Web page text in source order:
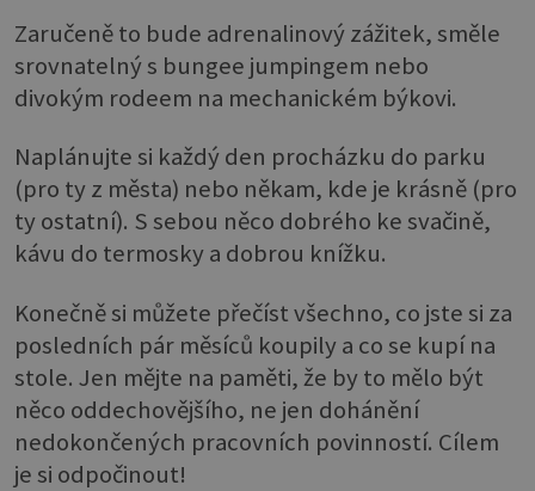
Zaručeně to bude adrenalinový zážitek, směle
srovnatelný s bungee jumpingem nebo
divokým rodeem na mechanickém býkovi.
Naplánujte si každý den procházku do parku
(pro ty z města) nebo někam, kde je krásně (pro
ty ostatní). S sebou něco dobrého ke svačině,
kávu do termosky a dobrou knížku.
Konečně si můžete přečíst všechno, co jste si za
posledních pár měsíců koupily a co se kupí na
stole. Jen mějte na paměti, že by to mělo být
něco oddechovějšího, ne jen dohánění
nedokončených pracovních povinností. Cílem
je si odpočinout!